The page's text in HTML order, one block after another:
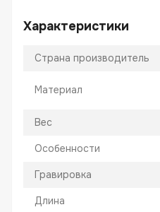
Характеристики
Страна производитель
Материал
Вес
Особенности
Гравировка
Длина